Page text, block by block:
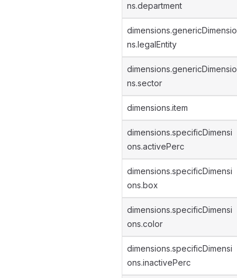
ns.department
dimensions.genericDimensio
ns.legalEntity
dimensions.genericDimensio
ns.sector
dimensions.item
dimensions.specificDimensi
ons.activePerc
dimensions.specificDimensi
ons.box
dimensions.specificDimensi
ons.color
dimensions.specificDimensi
ons.inactivePerc